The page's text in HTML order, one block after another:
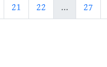
21 22 ... 27